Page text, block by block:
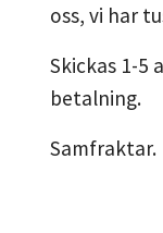
oss, vi har
Skickas 1-5
betalning.
Samfraktar.